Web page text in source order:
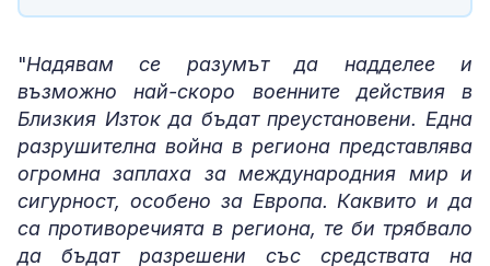
"Надявам се разумът да надделее и
възможно най-скоро военните действия в
Близкия Изток да бъдат преустановени. Една
разрушителна война в региона представлява
огромна заплаха за международния мир и
сигурност, особено за Европа. Каквито и да
са противоречията в региона, те би трябвало
да бъдат разрешени със средствата на